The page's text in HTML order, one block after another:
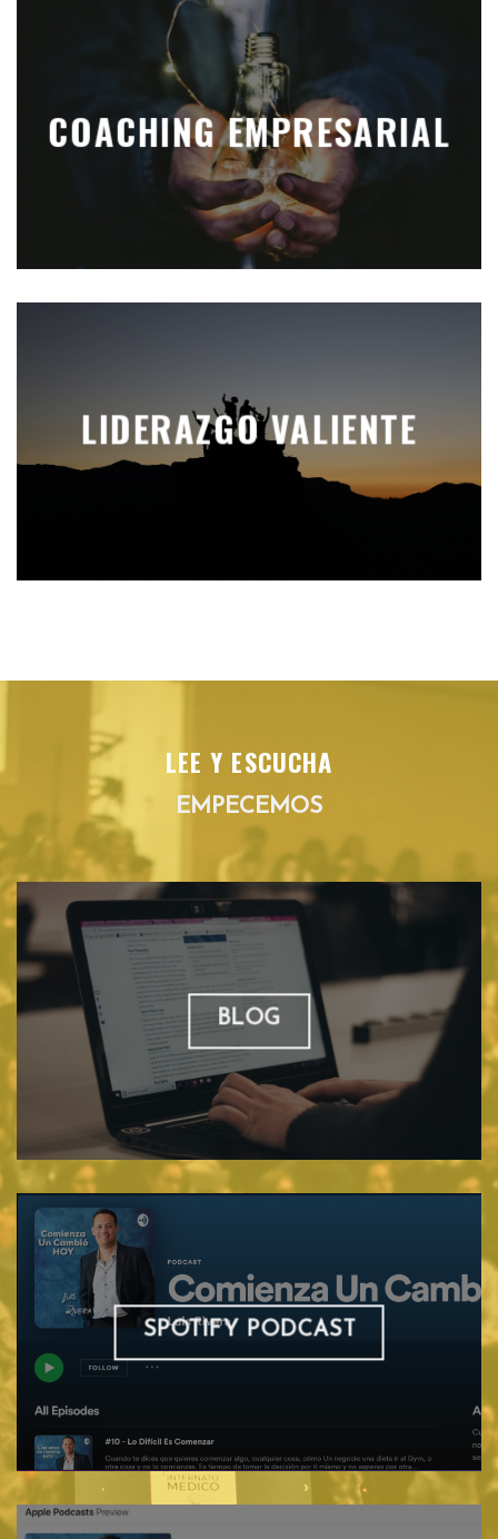
COACHING EMPRESARIAL
LIDERAZGO VALIENTE
LEE Y ESCUCHA
EMPECEMOS
BLOG
SPOTIFY PODCAST